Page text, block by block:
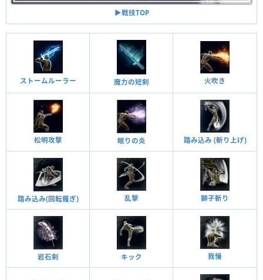
▶︎戦技TOP
ストームルーラー 魔力の短剣 火吹き
松明攻撃 眠りの炎 踏み込み (斬り上げ)
踏み込み(回転薙ぎ) 乱擊 獅子斬り
岩石剣 キック 我慢